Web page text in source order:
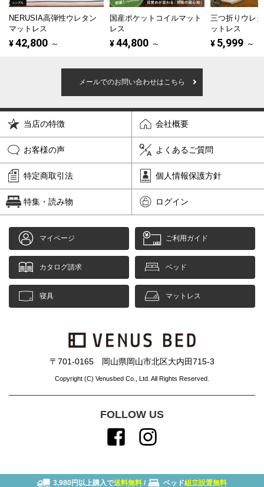
NERUSIA高弾性ウレタン
マットレス
¥42,800 ～
国産ポケットコイルマット
レス
¥44,800 ～
三つ折りウレ
ットレス
¥ 5,999 ～
メールでのお問い合わせはこちら
当店の特徴 会社概要
お客様の声 よくあるご質問
特定商取引法 個人情報保護方針
特集・読み物 ログイン
マイページ ご利用ガイド
カタログ請求 ベッド
寝具 マットレス
〒701-0165 岡山県岡山市北区大内田715-3
Copyright (C) Venusbed Co., Ltd. All Rights Reserved.
FOLLOW US
3,980円以上購入で送料無料 / ベッド組立設置無料